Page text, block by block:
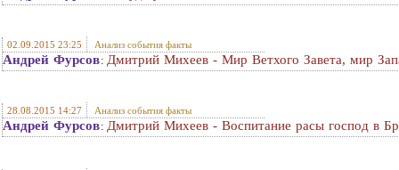
02.09.2015 23:25 Анализ события факты
Андрей Фурсов: Дмитрий Михеев - Мир Ветхого Завета, мир
28.08.2015 14:27 Анализ события факты
Андрей Фурсов: Дмитрий Михеев - Воспитание расы господ в